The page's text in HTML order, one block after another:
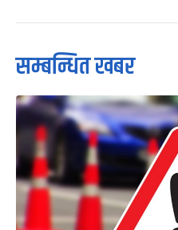
सम्बन्धित खबर